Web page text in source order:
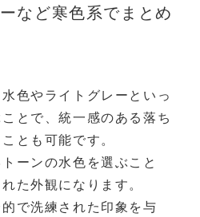
など寒色系でまとめ
色やライトグレーといっ
とで、統一感のある落ち
とも可能です。
ーンの水色を選ぶこと
た外観になります。
で洗練された印象を与